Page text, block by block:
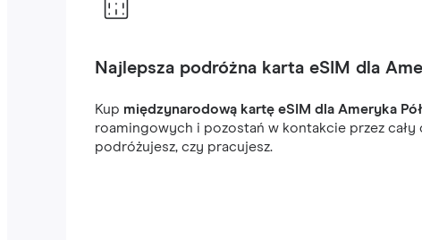
Najlepsza podróżna karta eSIM dla
Kup międzynarodową kartę eSIM dla Ameryka
roamingowych i pozostań w kontakcie przez cały
podróżujesz, czy pracujesz.